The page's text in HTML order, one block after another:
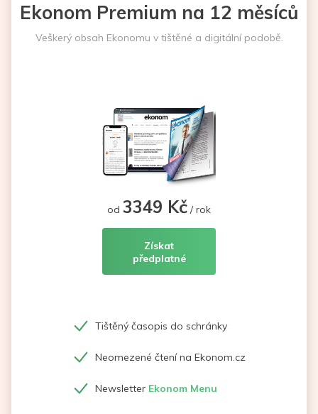
Ekonom Premium na 12 měsíců
Veškerý obsah Ekonomu v tištěné a digitální podobě.
od 3349 Kč / rok
Získat
předplatné
Tištěný časopis do schránky
Neomezené čtení na Ekonom.cz
Newsletter Ekonom Menu